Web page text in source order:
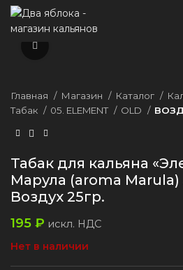
Главная Магазин Каталог
Табак
05. ELEMENT ОLD
Табак для кальяна
Марула (aroma
Воздух 25гр.
195 ₽ искл. НДС
Нет в наличии